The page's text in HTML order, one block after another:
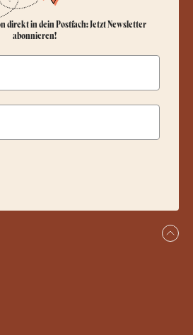
direkt in dein Postfach: Jetzt Newsletter
abonnieren!